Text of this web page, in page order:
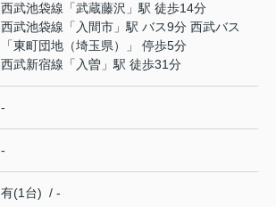
西武池袋線 「武蔵藤沢 」駅 徒歩14分
西武池袋線 「 入間市 」駅 バス9分 西武バス
「東町団地（埼玉県）」 停歩5分
西武新宿線 「 入曽 」駅 徒歩31分
-
-
有(1台) / -